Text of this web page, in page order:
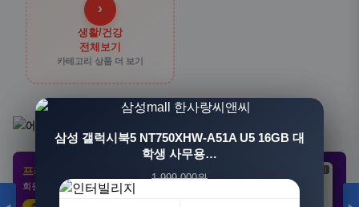
›
생활/건강
전체보기
카테고리 상품 더 보기
프리미엄 제휴 사이트
회원 전용 특가 · 놓치면 손해
광고
[3+1] 동국제약 마이핏 V 활성엽산 임신준비 임산
부영양 30정, 4개
100,000원
삼성 갤럭시북5 NT750XHW-A51A U5 16GB 대
학생 사무용…
1,999,000원